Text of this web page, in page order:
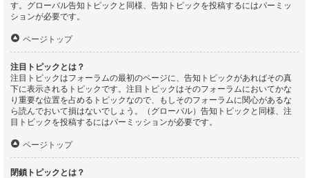
す。グローバル告知トピックと同様、告知トピックを投稿するにはパーミッ
ションが必要です。
ページトップ
注目トピックとは？
注目トピックはフォーラムの最初のページに、告知トピックがあればその真
下に表示されるトピックです。注目トピックはそのフォーラムにおいてかな
り重要な位置を占めるトピックなので、もしそのフォーラムに関心があるな
ら読んでおいて損はないでしょう。（グローバル）告知トピックと同様、注
目トピックを投稿するにはパーミッションが必要です。
ページトップ
閉鎖トピックとは？